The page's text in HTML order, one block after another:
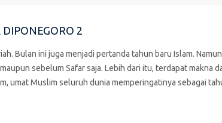
2
Bulan ini juga menjadi pertanda tahun baru Islam.
sebelum Safar saja. Lebih dari itu, terdapat makna
umat Muslim seluruh dunia memperingatinya sebagai